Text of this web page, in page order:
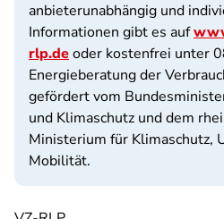
anbieterunabhängig und
Informationen gibt es auf
rlp.deoder kostenfrei unter
Energieberatung der
gefördert vom
und Klimaschutz und dem
Ministerium für Klimaschutz,
Mobilität.